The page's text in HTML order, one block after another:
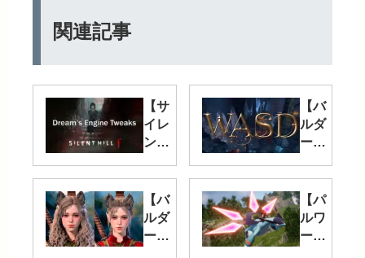
関連記事
【サ
イレ
ント
f】最
新お
すす
め
【バ
ルダ
ーズ
ト
3】
カメ
ラ
MOD
【バ
ルダ
ーズ
【パ
ルワ
ール